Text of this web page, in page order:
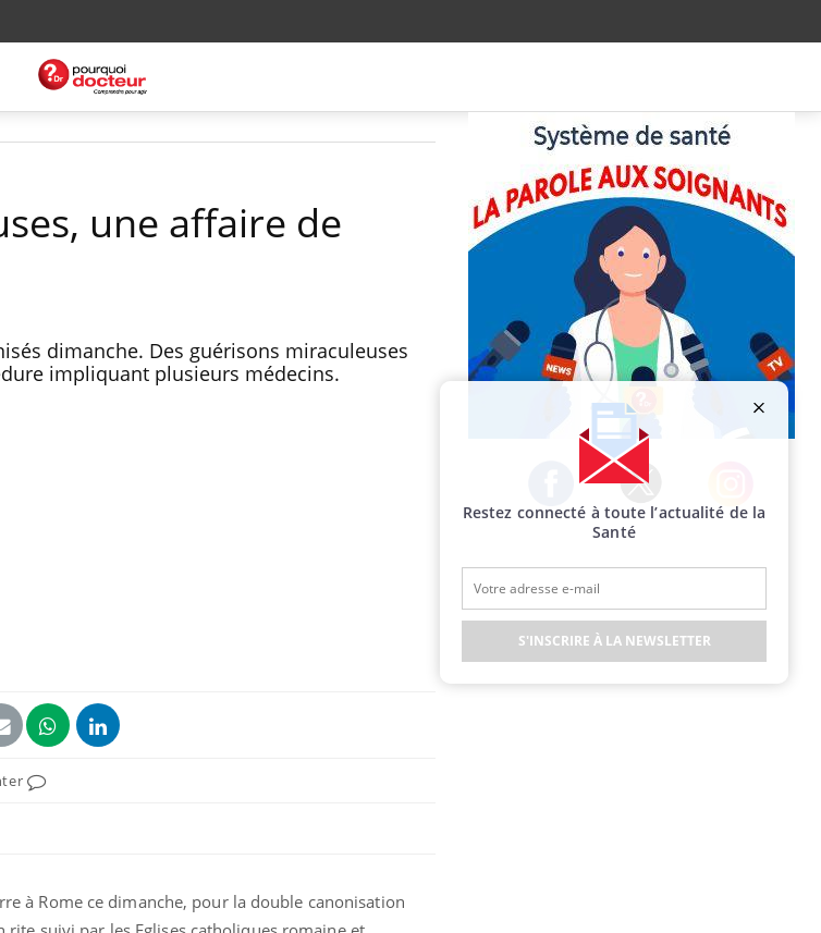
une affaire de
dimanche. Des guérisons miraculeuses
impliquant plusieurs médecins.
à Rome ce dimanche, pour la double canonisation
Facebook Twitter Instagram
Restez connecté à toute l’actualité de la
Santé
S'INSCRIRE À LA NEWSLETTER